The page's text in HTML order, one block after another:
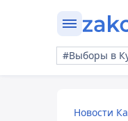
#Выборы в
Новости